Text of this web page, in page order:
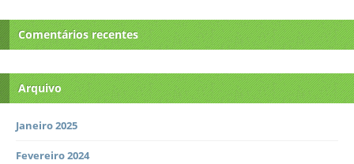
Comentários recentes
Arquivo
Janeiro 2025
Fevereiro 2024